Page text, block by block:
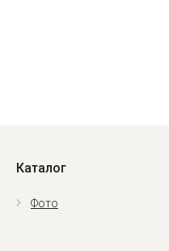
Каталог
Фото